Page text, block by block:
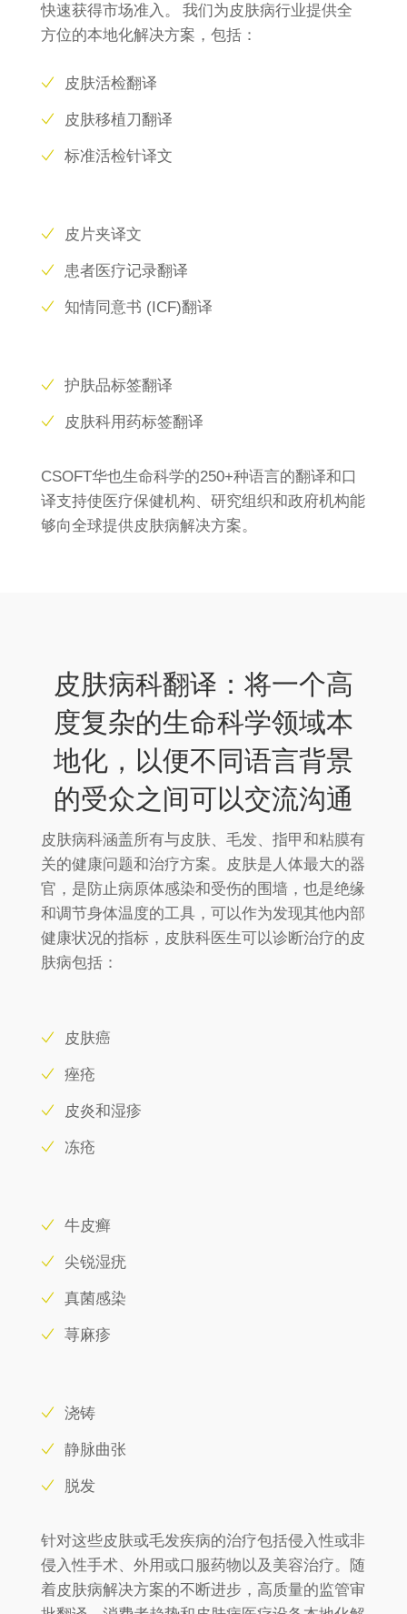
快速获得市场准入。 我们为皮肤病行业提供全
方位的本地化解决方案，包括：
皮肤活检翻译
皮肤移植刀翻译
标准活检针译文
皮片夹译文
患者医疗记录翻译
知情同意书 (ICF)翻译
护肤品标签翻译
皮肤科用药标签翻译
CSOFT华也生命科学的250+种语言的翻译和口
译支持使医疗保健机构、研究组织和政府机构能
够向全球提供皮肤病解决方案。
皮肤病科翻译：将一个高
度复杂的生命科学领域本
地化，以便不同语言背景
的受众之间可以交流沟通
皮肤病科涵盖所有与皮肤、毛发、指甲和粘膜有
关的健康问题和治疗方案。皮肤是人体最大的器
官，是防止病原体感染和受伤的围墙，也是绝缘
和调节身体温度的工具，可以作为发现其他内部
健康状况的指标，皮肤科医生可以诊断治疗的皮
肤病包括：
皮肤癌
痤疮
皮炎和湿疹
冻疮
牛皮癣
尖锐湿疣
真菌感染
荨麻疹
浇铸
静脉曲张
脱发
针对这些皮肤或毛发疾病的治疗包括侵入性或非
侵入性手术、外用或口服药物以及美容治疗。随
着皮肤病解决方案的不断进步，高质量的监管审